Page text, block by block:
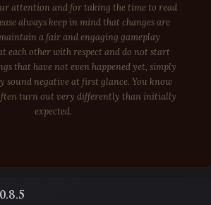
attention and for taking the time to read
always keep in mind that changes are
a fair and engaging gameplay
each other with respect and do not start
that have not even happened yet, simply
sound negative at first glance. You know
turn out very differently than initially
expected.